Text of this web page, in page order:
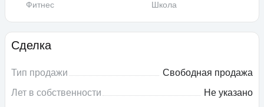
Фитнес
Школа
Сделка
Тип продажи
Свободная продажа
Лет в собственности
Не указано